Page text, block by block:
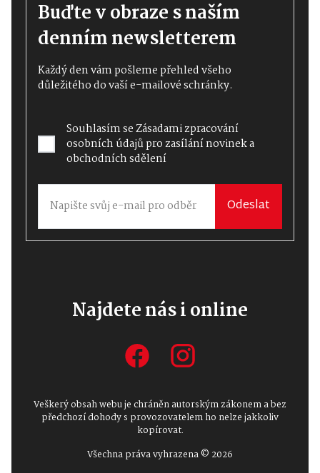
Buďte v obraze s naším
denním newsletterem
Každý den vám pošleme přehled všeho
důležitého do vaší e-mailové schránky.
Souhlasím seZásadami zpracování
osobních údajůpro zasílání novinek a
obchodních sdělení
Odeslat
Najdete nás i online
Veškerý obsah webu je chráněn autorským zákonem a bez
předchozí dohody s provozovatelem ho nelze jakkoliv
kopírovat.
Všechna práva vyhrazena © 2026